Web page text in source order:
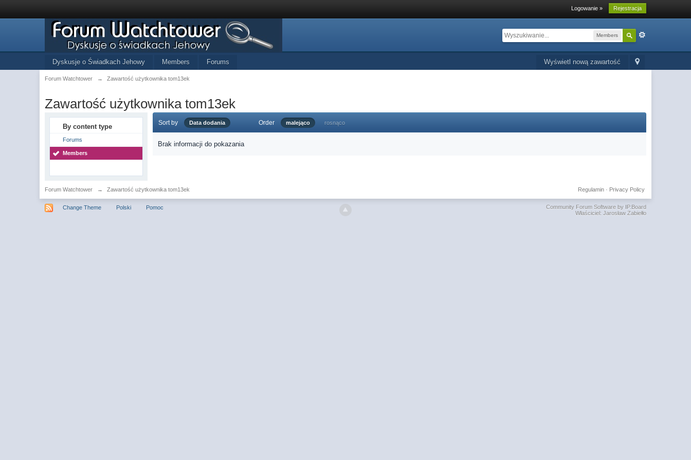
Logowanie » Rejestracja
Members
Wyświetl nową zawartość
Dyskusje o Świadkach Jehowy Members Forums
Forum Watchtower → Zawartość użytkownika tom13ek
Zawartość użytkownika tom13ek
By content type
Forums
Members
Sort by Data dodania Order malejąco rosnąco
Brak informacji do pokazania
Forum Watchtower → Zawartość użytkownika tom13ek Privacy Policy
Regulamin·
Change Theme Polski Pomoc
Community Forum Software by IP.Board
Właściciel: Jarosław Zabiełło